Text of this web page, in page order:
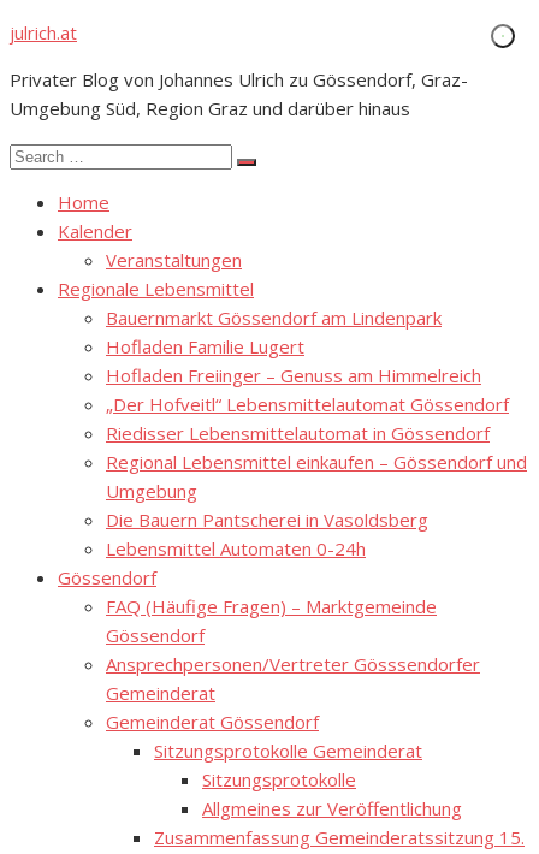
Skip
content
julrich.at
Privater Blog von Johannes Ulrich zu Gössendorf, Graz-
Umgebung Süd, Region Graz und darüber hinaus
Search
Search
Home
Kalender
Veranstaltungen
Regionale Lebensmittel
Bauernmarkt Gössendorf am Lindenpark
Hofladen Familie Lugert
Hofladen Freiinger – Genuss am Himmelreich
„Der Hofveitl“ Lebensmittelautomat Gössendorf
Riedisser Lebensmittelautomat in Gössendorf
Regional Lebensmittel einkaufen – Gössendorf und
Umgebung
Die Bauern Pantscherei in Vasoldsberg
Lebensmittel Automaten 0-24h
Gössendorf
FAQ (Häufige Fragen) – Marktgemeinde
Gössendorf
Ansprechpersonen/Vertreter Gösssendorfer
Gemeinderat
Gemeinderat Gössendorf
Sitzungsprotokolle Gemeinderat
Sitzungsprotokolle
Allgmeines zur Veröffentlichung
Zusammenfassung Gemeinderatssitzung 15.